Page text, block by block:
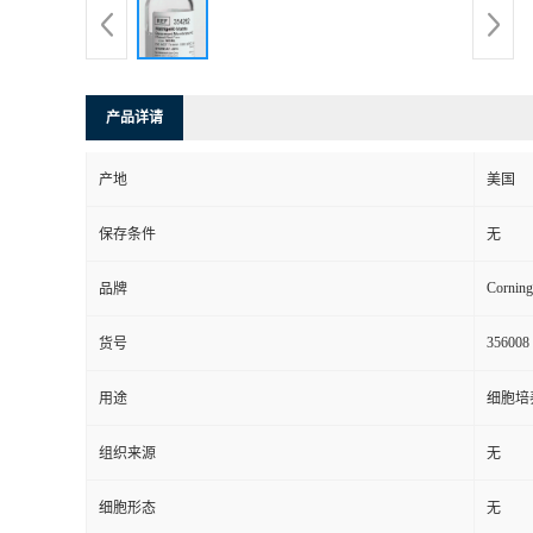
产品详请
产地 美国
保存条件 无
品牌 Corning
货号 356008
用途 细胞培
组织来源 无
细胞形态 无